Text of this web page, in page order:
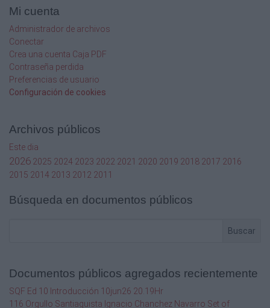
Mi cuenta
Administrador de archivos
Conectar
Crea una cuenta Caja PDF
Contraseña perdida
Preferencias de usuario
Configuración de cookies
Archivos públicos
Este dia
2026 2025 2024 2023 2022 2021 2020 2019 2018 2017 2016
2015 2014 2013 2012 2011
Búsqueda en documentos públicos
Buscar
Documentos públicos agregados recientemente
SQF Ed 10 Introducción 10jun26 20.19Hr
116 Orgullo Santiaguista Ignacio Chanchez Navarro Set of